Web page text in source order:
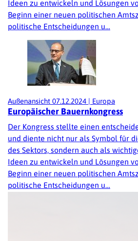
Ideen zu entwickeln und Lösungen
Beginn einer neuen politischen
politische Entscheidungen u…
Außenansicht 07.12.2024 | Europa
Europäischer Bauernkongress
Der Kongress stellte einen
und diente nicht nur als Symbol für
des Sektors, sondern auch als
Ideen zu entwickeln und Lösungen
Beginn einer neuen politischen
politische Entscheidungen u…